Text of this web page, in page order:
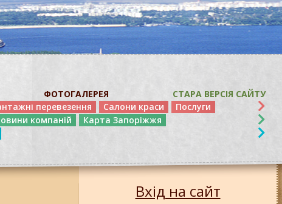
ФОТОГАЛЕРЕЯ
СТАРА ВЕРСІЯ САЙТУ
перевезення Салони краси
Послуги
компаній
Карта Запоріжжя
Вхід на сайт